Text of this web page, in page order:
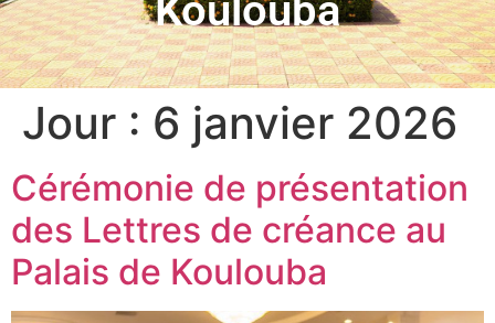
Jour : 6 janvier 2026
Cérémonie de présentation
des Lettres de créance au
Palais de Koulouba